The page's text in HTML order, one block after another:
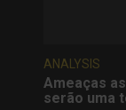
ANALYSIS
Ameaças
serão uma